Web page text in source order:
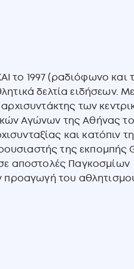
το 1997 (ραδιόφωνο και
δελτία ειδήσεων.
των
Αγώνων της Αθήνας
και κατόπιν
της εκπομπής
αποστολές Παγκοσμίων
προαγωγή του